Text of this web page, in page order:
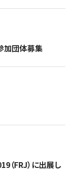
加団体募集
（FRJ）に出展し